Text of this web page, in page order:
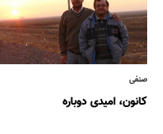
صنفی
کانون، امیدی دوباره